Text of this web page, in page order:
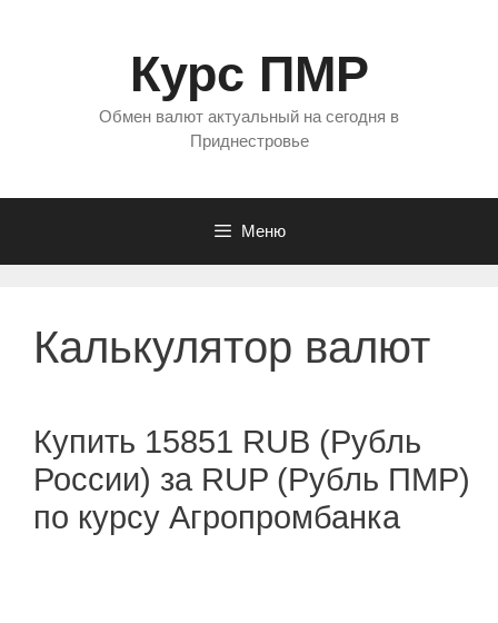
Курс ПМР
Обмен валют актуальный на сегодня в
Приднестровье
Меню
Калькулятор валют
Купить 15851 RUB (Рубль
России) за RUP (Рубль ПМР)
по курсу Агропромбанка